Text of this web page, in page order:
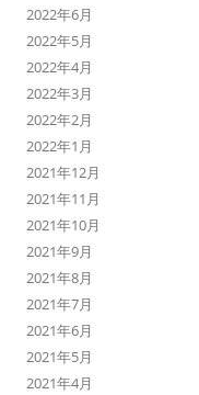
2022年6月
2022年5月
2022年4月
2022年3月
2022年2月
2022年1月
2021年12月
2021年11月
2021年10月
2021年9月
2021年8月
2021年7月
2021年6月
2021年5月
2021年4月